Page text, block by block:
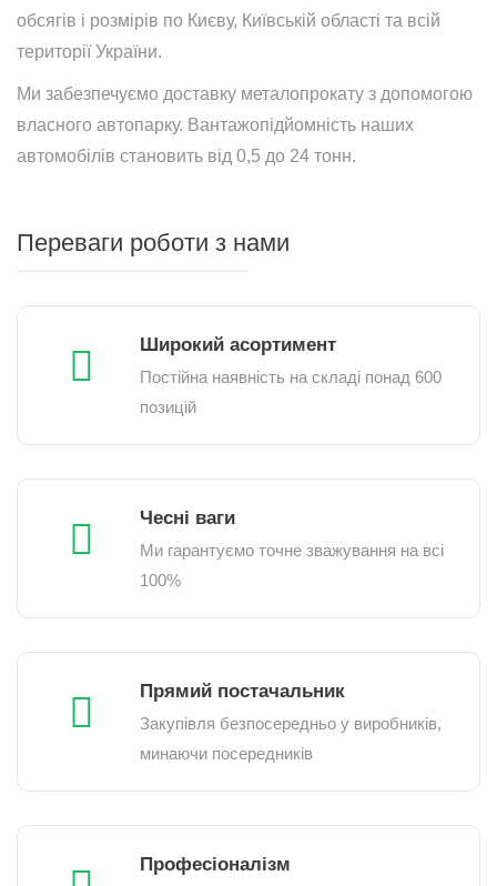
обсягів і розмірів по Києву, Київській області та всій
території України.
Ми забезпечуємо доставку металопрокату з допомогою
власного автопарку. Вантажопідйомність наших
автомобілів становить від 0,5 до 24 тонн.
Переваги роботи з нами
Широкий асортимент
Постійна наявність на складі понад 600
позицій
Чесні ваги
Ми гарантуємо точне зважування на всі
100%
Прямий постачальник
Закупівля безпосередньо у виробників,
минаючи посередників
Професіоналізм